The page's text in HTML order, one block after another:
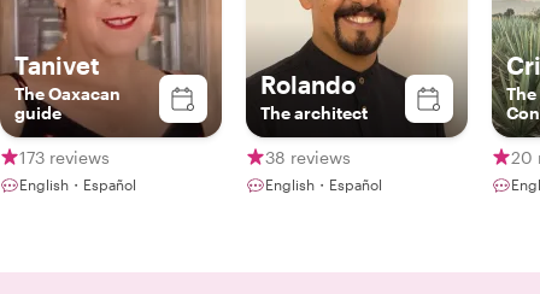
Tanivet
The Oaxacan
guide
173 reviews
English・Español
Rolando
The architect
38 reviews
English・Español
20